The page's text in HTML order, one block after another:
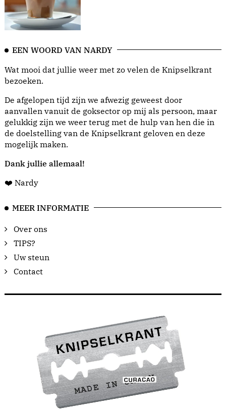
EEN WOORD VAN NARDY
Wat mooi dat jullie weer met zo velen de Knipselkrant
bezoeken.
De afgelopen tijd zijn we afwezig geweest door
aanvallen vanuit de goksector op mij als persoon, maar
gelukkig zijn we weer terug met de hulp van hen die in
de doelstelling van de Knipselkrant geloven en deze
mogelijk maken.
Dank jullie allemaal!
❤️ Nardy
MEER INFORMATIE
Over ons
TIPS?
Uw steun
Contact